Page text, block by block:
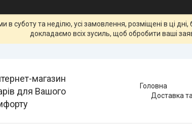
в суботу та неділю, усі замовлення, розміщені в ці
докладаємо всіх зусиль, щоб обробити ваші
магазин
для Вашого
Головна
Доставка